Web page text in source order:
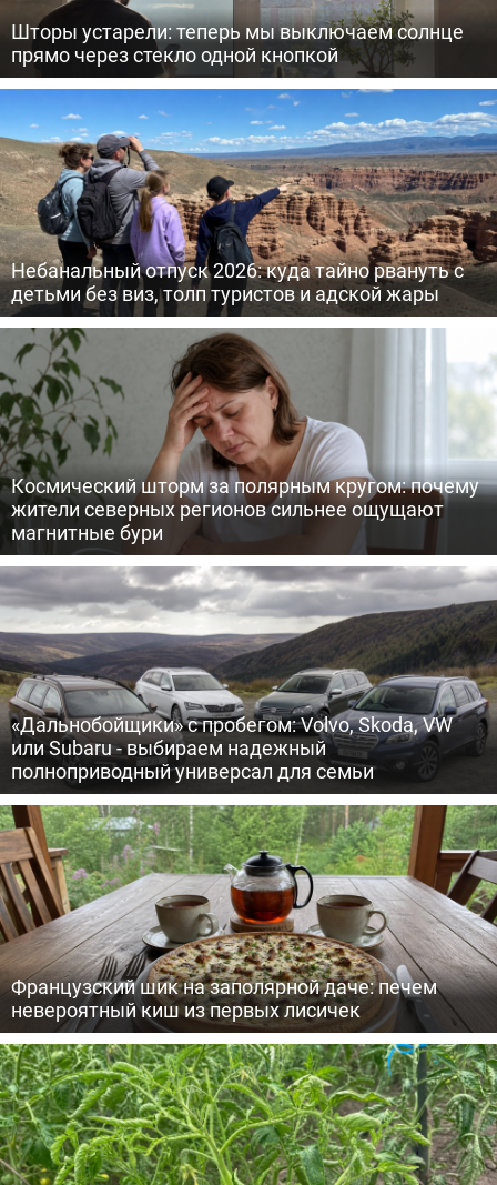
Шторы устарели: теперь мы выключаем солнце
прямо через стекло одной кнопкой
Небанальный отпуск 2026: куда тайно рвануть с
детьми без виз, толп туристов и адской жары
Космический шторм за полярным кругом: почему
жители северных регионов сильнее ощущают
магнитные бури
«Дальнобойщики» с пробегом: Volvo, Skoda, VW
или Subaru - выбираем надежный
полноприводный универсал для семьи
Французский шик на заполярной даче: печем
невероятный киш из первых лисичек